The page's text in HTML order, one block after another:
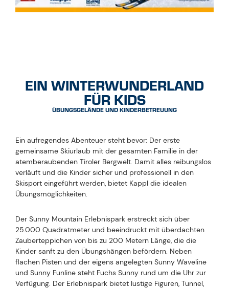
EIN WINTERWUNDERLAND
FÜR KIDS
ÜBUNGSGELÄNDE UND KINDERBETREUUNG
Ein aufregendes Abenteuer steht bevor: Der erste
gemeinsame Skiurlaub mit der gesamten Familie in der
atemberaubenden Tiroler Bergwelt. Damit alles reibungslos
verläuft und die Kinder sicher und professionell in den
Skisport eingeführt werden, bietet Kappl die idealen
Übungsmöglichkeiten.
Der Sunny Mountain Erlebnispark erstreckt sich über
25.000 Quadratmeter und beeindruckt mit überdachten
Zauberteppichen von bis zu 200 Metern Länge, die die
Kinder sanft zu den Übungshängen befördern. Neben
flachen Pisten und der eigens angelegten Sunny Waveline
und Sunny Funline steht Fuchs Sunny rund um die Uhr zur
Verfügung. Der Erlebnispark bietet lustige Figuren, Tunnel,